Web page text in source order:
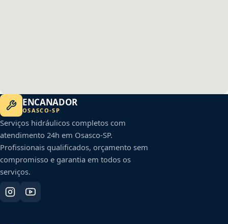
ENCANADOR
OSASCO-SP
Serviços hidráulicos completos com
atendimento 24h em Osasco-SP.
Profissionais qualificados, orçamento sem
compromisso e garantia em todos os
serviços.